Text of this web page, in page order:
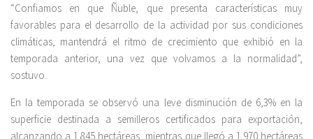
“Confiamos en que Ñuble, que presenta características muy
favorables para el desarrollo de la actividad por sus condiciones
climáticas, mantendrá el ritmo de crecimiento que exhibió en la
temporada anterior, una vez que volvamos a la normalidad”,
sostuvo.
En la temporada se observó una leve disminución de 6,3% en la
superficie destinada a semilleros certificados para exportación,
alcanzando a 1.845 hectáreas, mientras que llegó a 1.970 hectáreas